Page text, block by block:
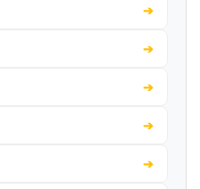
➔
➔
➔
➔
➔